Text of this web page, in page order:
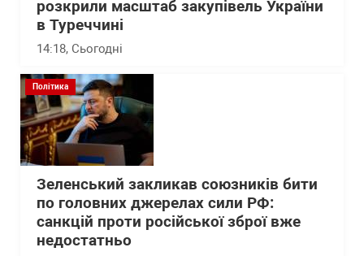
розкрили масштаб закупівель України
в Туреччині
14:18, Сьогодні
Політика
Зеленський закликав союзників бити
по головних джерелах сили РФ:
санкцій проти російської зброї вже
недостатньо